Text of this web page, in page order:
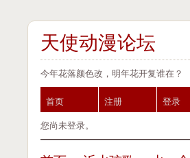
天使动漫论坛
今年花落颜色改，明年花开复谁在？
首页 注册
登录
您尚未登录。